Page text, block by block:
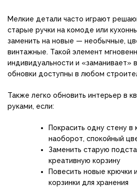
Мелкие детали часто играют
старые ручки на комоде или
заменить на новые — необычные,
винтажные. Такой элемент
индивидуальности и «заманивает»
обновки доступны в любом
Также легко обновить интерьер в
руками, если:
Покрасить одну стену в
наоборот, спокойный
Заменить старую
креативную корзину
Повесить новые крючки
корзинки для хранения